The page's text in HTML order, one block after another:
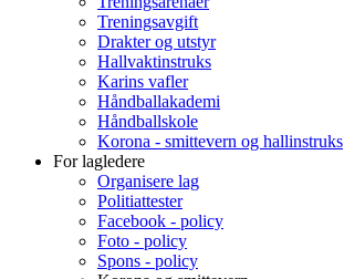
Treningsavgift
Drakter og utstyr
Hallvaktinstruks
Karins vafler
Håndballakademi
Håndballskole
Korona - smittevern og hallinstruks
For lagledere
Organisere lag
Politiattester
Facebook - policy
Foto - policy
Spons - policy